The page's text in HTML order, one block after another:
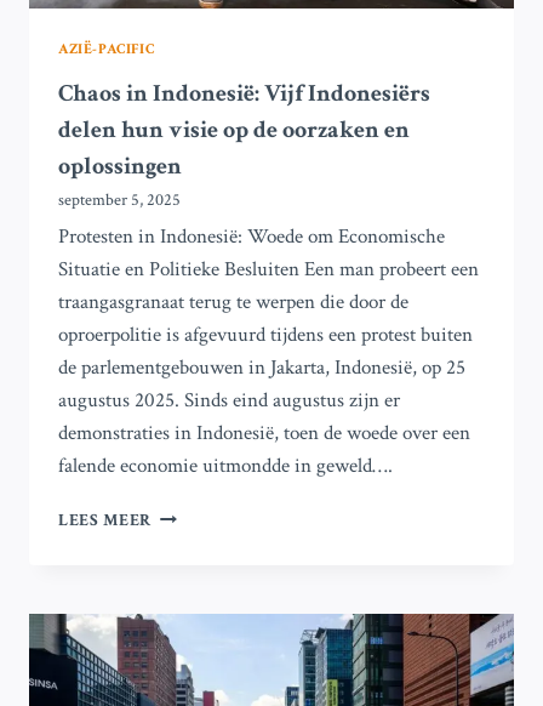
AZIË-PACIFIC
Chaos in Indonesië: Vijf Indonesiërs
delen hun visie op de oorzaken en
oplossingen
september 5, 2025
Protesten in Indonesië: Woede om Economische
Situatie en Politieke Besluiten Een man probeert een
traangasgranaat terug te werpen die door de
oproerpolitie is afgevuurd tijdens een protest buiten
de parlementgebouwen in Jakarta, Indonesië, op 25
augustus 2025. Sinds eind augustus zijn er
demonstraties in Indonesië, toen de woede over een
falende economie uitmondde in geweld….
LEES MEER CHAOS
INDONESIËRS
DELEN
HUN
VISIE